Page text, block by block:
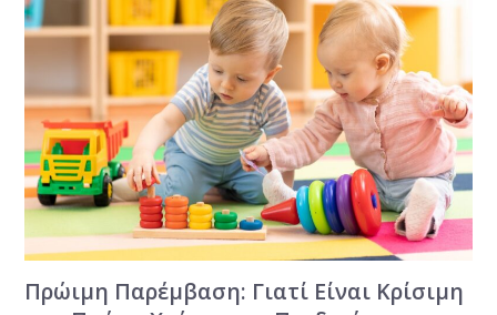
Πρώιμη Παρέμβαση: Γιατί Είναι Κρίσιμη